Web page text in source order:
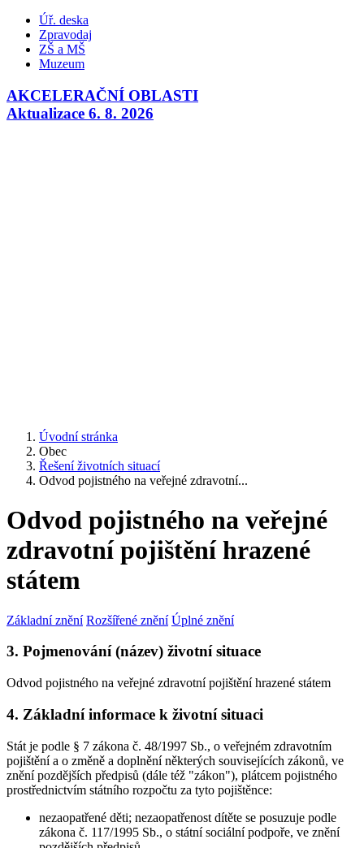
Úř. deska
Zpravodaj
ZŠ a MŠ
Muzeum
AKCELERAČNÍ OBLASTI
Aktualizace 6. 8. 2026
Úvodní stránka
Obec
Řešení životních situací
Odvod pojistného na veřejné zdravotní...
Odvod pojistného na veřejné
zdravotní pojištění hrazené
státem
Základní znění Rozšířené znění Úplné znění
3. Pojmenování (název) životní situace
Odvod pojistného na veřejné zdravotní pojištění hrazené státem
4. Základní informace k životní situaci
Stát je podle § 7 zákona č. 48/1997 Sb., o veřejném zdravotním
pojištění a o změně a doplnění některých souvisejících zákonů, ve
znění pozdějších předpisů (dále též "zákon"), plátcem pojistného
prostřednictvím státního rozpočtu za tyto pojištěnce:
nezaopatřené děti; nezaopatřenost dítěte se posuzuje podle
zákona č. 117/1995 Sb., o státní sociální podpoře, ve znění